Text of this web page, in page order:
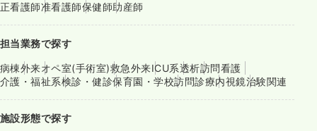
正看護師准看護師保健師助産師
担当業務で探す
病棟外来オペ室(手術室)救急外来ICU系透析訪問看護
介護・福祉系検診・健診保育園・学校訪問診療内視鏡治験関連
施設形態で探す